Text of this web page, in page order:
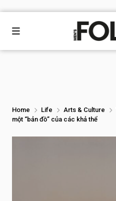
Home Life Arts & Culture
một “bản đồ” của các khả thể